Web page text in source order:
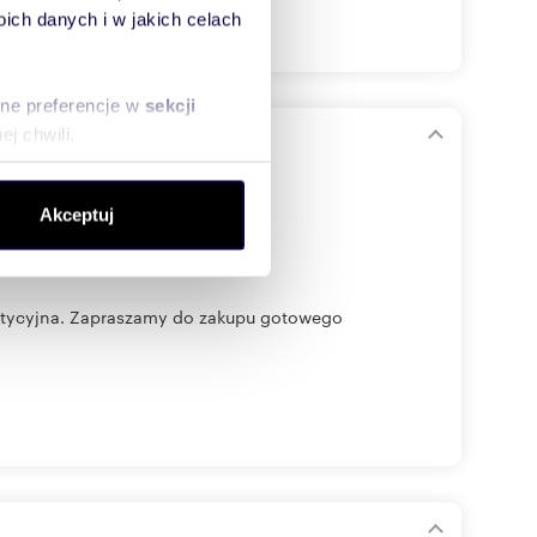
danych i w jakich celach
preferencje w sekcji
chwili.
społecznościowym,
od Ciebie lub
Akceptuj
Zapraszamy do zakupu gotowego